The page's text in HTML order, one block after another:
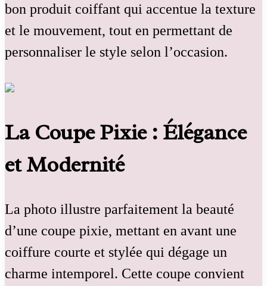
bon produit coiffant qui accentue la texture
et le mouvement, tout en permettant de
personnaliser le style selon l’occasion.
La Coupe Pixie : Élégance
et Modernité
La photo illustre parfaitement la beauté
d’une coupe pixie, mettant en avant une
coiffure courte et stylée qui dégage un
charme intemporel. Cette coupe convient